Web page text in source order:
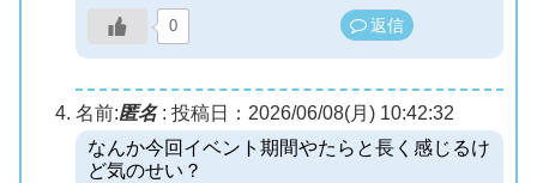
0 返信
名前:匿名: 投稿日：2026/06/08(月) 10:42:32
なんか今回イベント期間やたらと長く感じるけ
ど気のせい？